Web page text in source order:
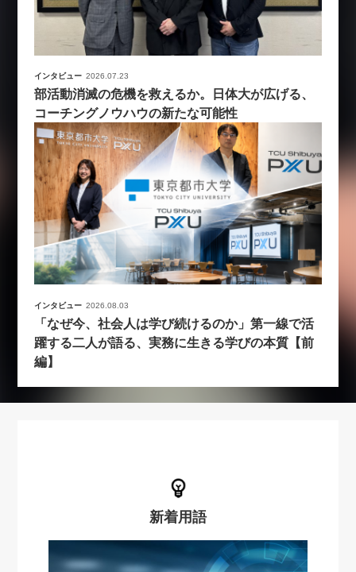
インタビュー 2026.07.23
部活動消滅の危機を救えるか。日体大が広げる、
コーチングノウハウの新たな可能性
インタビュー 2026.08.03
「なぜ今、社会人は学び続けるのか」第一線で活
躍する二人が語る、実務に生きる学びの本質【前
編】
新着用語